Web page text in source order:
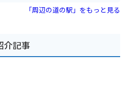
おり、馬肉を使った珍しい商品も見つかりま
駅からは、広大な牧場風景や日高山脈の雄大な
むことができます。 周辺には、競走馬の育成
馬体験施設などもあり、馬との触れ合いを楽し
「周辺の道の駅」をもっと見る
介記事